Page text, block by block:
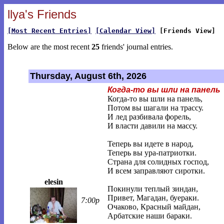
llya's Friends
[Most Recent Entries] [Calendar View] [Friends View]
Below are the most recent 25 friends' journal entries.
Thursday, August 6th, 2026
elesin
7:00p
Когда-то вы шли на панель
Когда-то вы шли на панель,
Потом вы шагали на трассу.
И лед разбивала форель,
И власти давили на массу.
Теперь вы идете в народ,
Теперь вы ура-патриотки.
Страна для солидных господ,
И всем заправляют сиротки.
Покинули теплый зиндан,
Привет, Магадан, буераки.
Очаково, Красный майдан,
Арбатские наши бараки.